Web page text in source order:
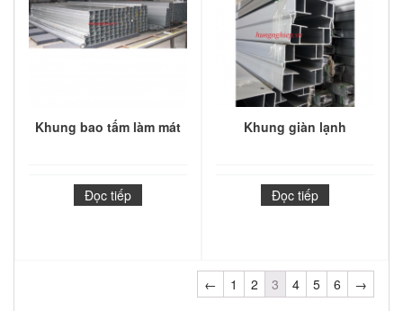
Khung bao tấm làm mát
Đọc tiếp
Khung giàn lạnh
Đọc tiếp
← 1 2 3 4 5 6 →